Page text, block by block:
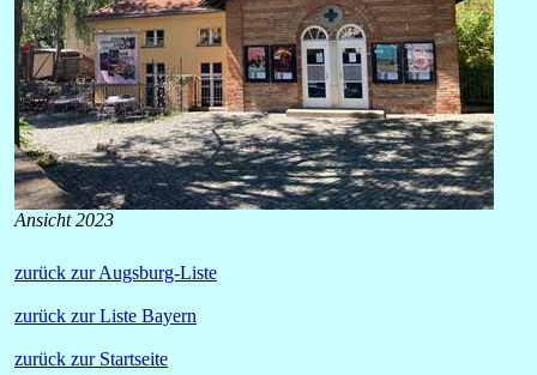
Ansicht 2023
zurück zur Augsburg-Liste
zurück zur Liste Bayern
zurück zur Startseite